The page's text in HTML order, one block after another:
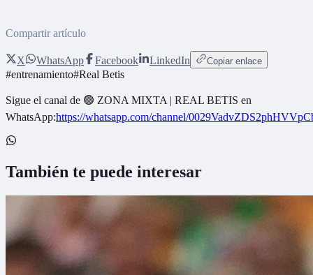
Compartir artículo
X WhatsApp Facebook LinkedIn Copiar enlace
#entrenamiento#Real Betis
Sigue el canal de 🟢 ZONA MIXTA | REAL BETIS en
WhatsApp:https://whatsapp.com/channel/
También te puede interesar